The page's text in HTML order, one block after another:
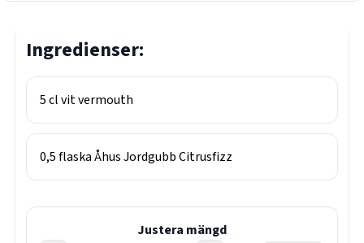
Ingredienser:
5clvit vermouth
0,5flaskaÅhus Jordgubb Citrusfizz
Justera mängd